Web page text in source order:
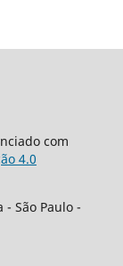
com
4.0
- São Paulo -